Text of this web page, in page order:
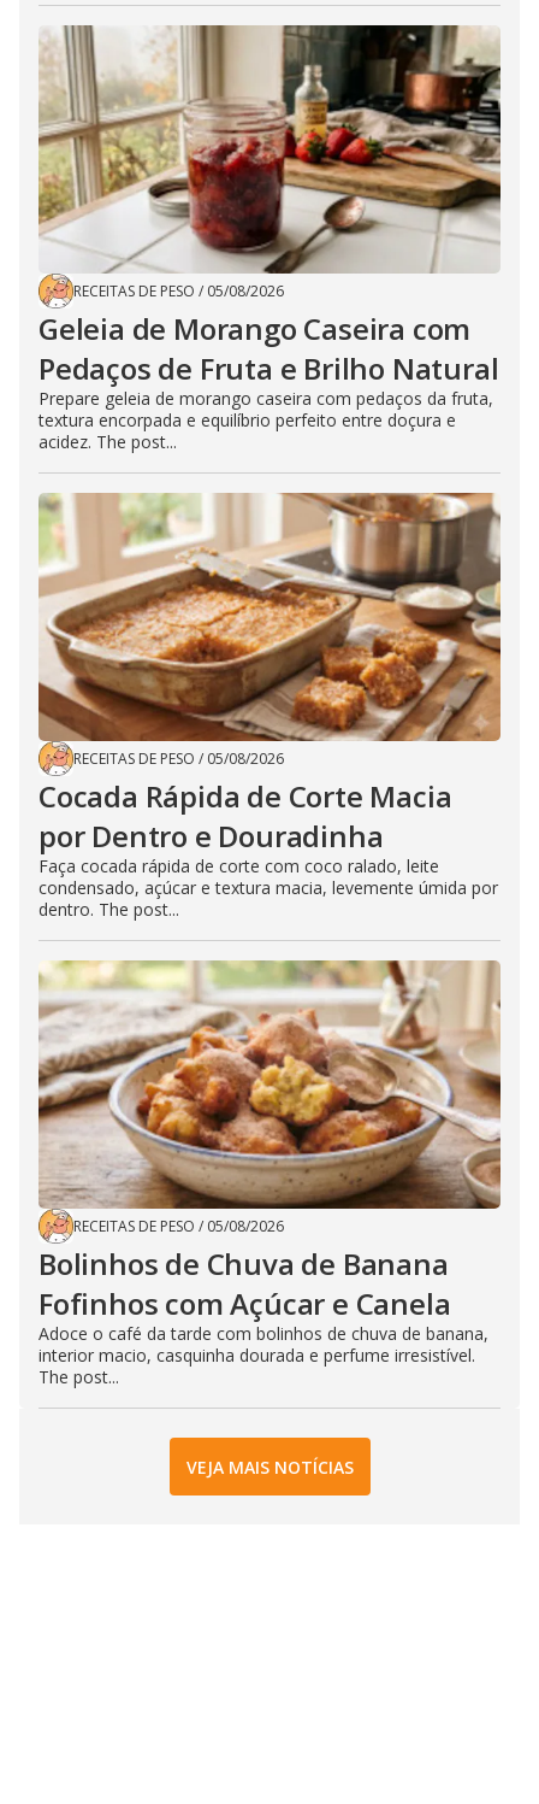
RECEITAS DE PESO / 05/08/2026
Geleia de Morango Caseira com
Pedaços de Fruta e Brilho Natural
Prepare geleia de morango caseira com pedaços da fruta,
textura encorpada e equilíbrio perfeito entre doçura e
acidez. The post...
RECEITAS DE PESO / 05/08/2026
Cocada Rápida de Corte Macia
por Dentro e Douradinha
Faça cocada rápida de corte com coco ralado, leite
condensado, açúcar e textura macia, levemente úmida por
dentro. The post...
RECEITAS DE PESO / 05/08/2026
Bolinhos de Chuva de Banana
Fofinhos com Açúcar e Canela
Adoce o café da tarde com bolinhos de chuva de banana,
interior macio, casquinha dourada e perfume irresistível.
The post...
VEJA MAIS NOTÍCIAS